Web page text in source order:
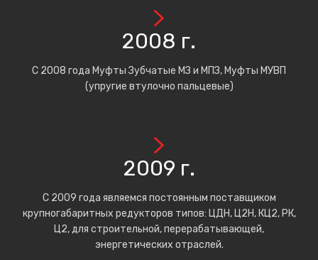
2008 г.
С 2008 года Муфты Зубчатые МЗ и МПЗ, Муфты МУВП
(упругие втулочно пальцевые)
2009 г.
С 2009 года являемся постоянным поставщиком
крупногабаритных редукторов типов: ЦДН, Ц2Н, КЦ2, РК,
Ц2, для строительной, перерабатывающей,
энергетических отраслей.